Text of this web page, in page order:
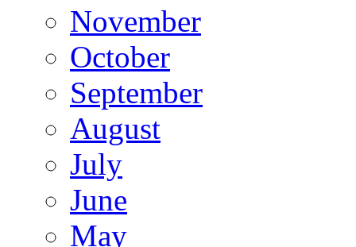
November
October
September
August
July
June
May